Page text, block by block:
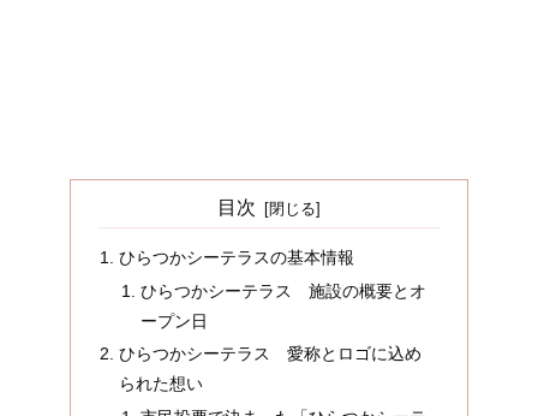
目次
ひらつかシーテラスの基本情報
ひらつかシーテラス 施設の概要とオ
ープン日
ひらつかシーテラス 愛称とロゴに込め
られた想い